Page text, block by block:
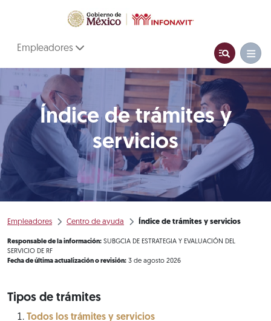
Empleadores
Índice de trámites y
servicios
Empleadores Centro de ayuda Índice de trámites y servicios
Responsable de la información: SUBGCIA DE ESTRATEGIA Y EVALUACIÓN DEL
SERVICIO DE RF
Fecha de última actualización o revisión: 3 de agosto 2026
Tipos de trámites
Todos los trámites y servicios